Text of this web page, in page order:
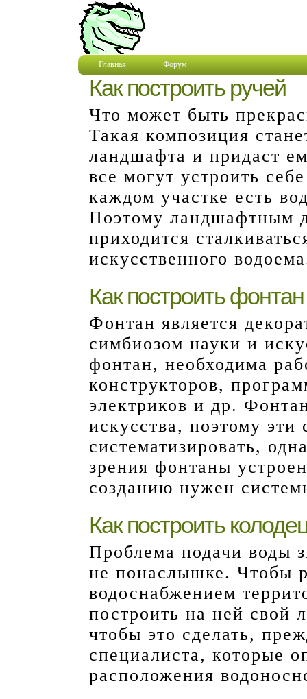
Главная Форум
Как построить ручей
Что может быть
Такая композиция
ландшафта и придаст
все могут устроить
каждом участке есть
Поэтому ландшафтным
приходится
искусственного
Как построить фонтан
Фонтан является
симбиозом науки и
фонтан, необходима
конструкторов,
электриков и др.
искусства, поэтому эти
систематизировать,
зрения фонтаны
созданию нужен
Как построить
Проблема подачи воды
не понаслышке. Чтобы
водоснабжением
построить на ней свой
чтобы это сделать,
специалиста, которые
расположения